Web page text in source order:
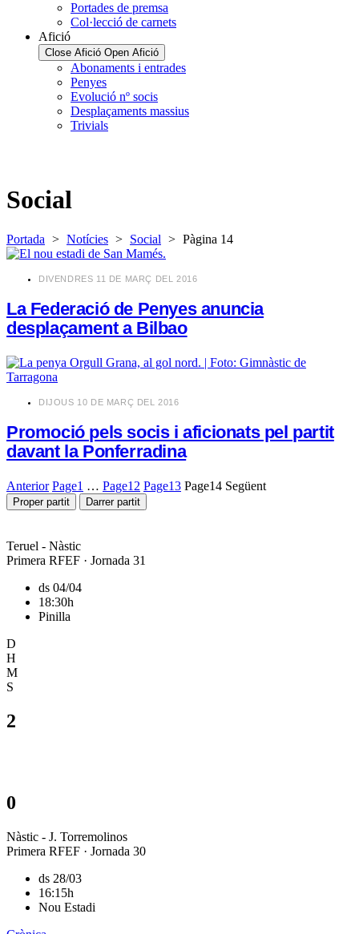
Portades de premsa
Col·lecció de carnets
Afició
Close Afició Open Afició
Abonaments i entrades
Penyes
Evolució nº socis
Desplaçaments massius
Trivials
Social
Portada > Notícies > Social > Pàgina 14
​DIVENDRES 11 DE MARÇ DEL 2016
La Federació de Penyes anuncia
desplaçament a Bilbao
​DIJOUS 10 DE MARÇ DEL 2016
Promoció pels socis i aficionats pel partit
davant la Ponferradina
Anterior Page1 … Page12 Page13 Page14 Següent
Proper partit Darrer partit
Teruel - Nàstic
Primera RFEF · Jornada 31
ds 04/04
18:30h
Pinilla
D
H
M
S
2
0
Nàstic - J. Torremolinos
Primera RFEF · Jornada 30
ds 28/03
16:15h
Nou Estadi